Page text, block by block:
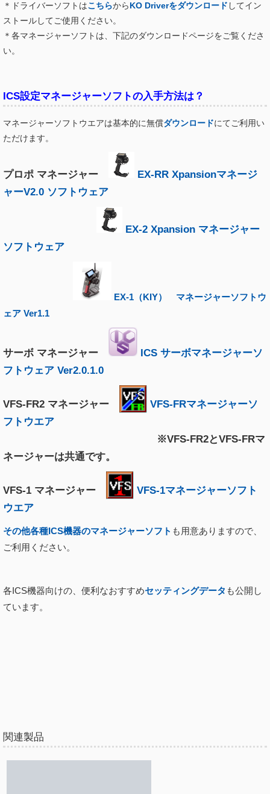
＊ドライバーソフトはこちらからKO Driverをダウンロード してイン
ストールしてご使用ください。
＊各マネージャーソフトは、下記のダウンロードページをご覧くださ
い。
ICS設定マネージャーソフトの入手方法は？
マネージャーソフトウエアは基本的に無償ダウンロードにてご利用い
ただけます。
プロポ マネージャー
EX-RR Xpansionマネージ
ャーV2.0 ソフトウェア
EX-2 Xpansion マネージャー
ソフトウェア
EX-1（KIY） マネージャーソフトウ
ェア Ver1.1
サーボ マネージャー
ICS サーボマネージャーソ
フトウェア Ver2.0.1.0
VFS-FR2 マネージャー
VFS-FRマネージャーソ
フトウエア
※VFS-FR2とVFS-FRマ
ネージャーは共通です。
VFS-1 マネージャー
VFS-1マネージャーソフト
ウエア
その他各種ICS機器のマネージャーソフト も用意ありますので、
ご利用ください。
各ICS機器向けの、便利なおすすめセッティングデータ も公開し
ています。
関連製品